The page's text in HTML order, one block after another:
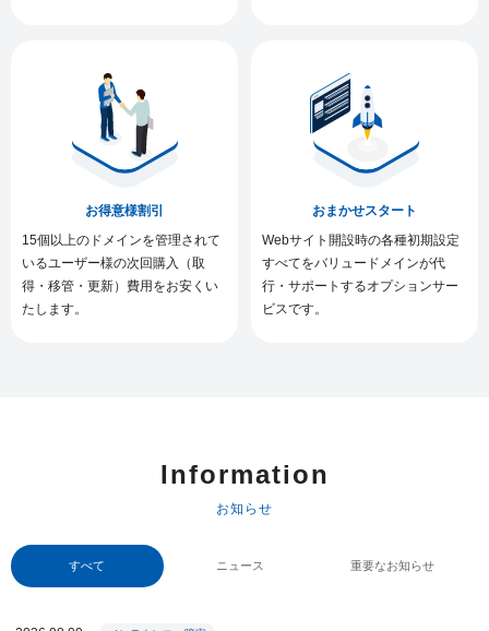
お得意様割引
15個以上のドメインを管理されて
いるユーザー様の次回購入（取
得・移管・更新）費用をお安くい
たします。
おまかせスタート
Webサイト開設時の各種初期設定
すべてをバリュードメインが代
行・サポートするオプションサー
ビスです。
Information
お知らせ
すべて ニュース 重要なお知らせ